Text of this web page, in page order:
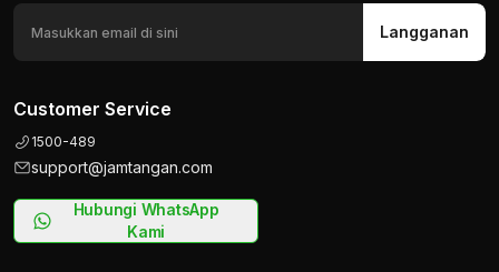
Langganan
Customer Service
1500-489
support@jamtangan.com
Hubungi WhatsApp
Kami